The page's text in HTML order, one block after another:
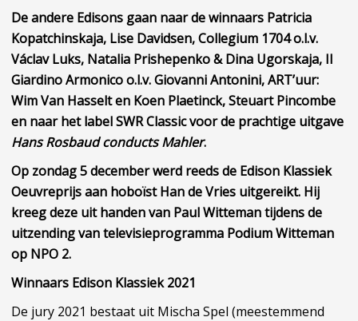
De andere Edisons gaan naar de winnaars Patricia
Kopatchinskaja, Lise Davidsen, Collegium 1704 o.l.v.
Václav Luks, Natalia Prishepenko & Dina Ugorskaja, Il
Giardino Armonico o.l.v. Giovanni Antonini, ART’uur:
Wim Van Hasselt en Koen Plaetinck, Steuart Pincombe
en naar het label SWR Classic voor de prachtige uitgave
Hans Rosbaud conducts Mahler.
Op zondag 5 december werd reeds de Edison Klassiek
Oeuvreprijs aan hoboïst Han de Vries uitgereikt. Hij
kreeg deze uit handen van Paul Witteman tijdens de
uitzending van televisieprogramma Podium Witteman
op NPO 2.
Winnaars Edison Klassiek 2021
De jury 2021 bestaat uit Mischa Spel (meestemmend